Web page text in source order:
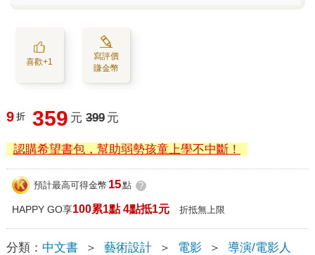
喜歡+1
寫評價
賺金幣
9 折 359 元 399 元
認購希望書包，幫助弱勢孩童上學不中斷！
預計最高可得金幣 15點 ?
HAPPY GO享100累1點 4點抵1元 折抵無上限
分類： 中文書 ＞ 藝術設計 ＞ 電影 ＞ 導演/電影人